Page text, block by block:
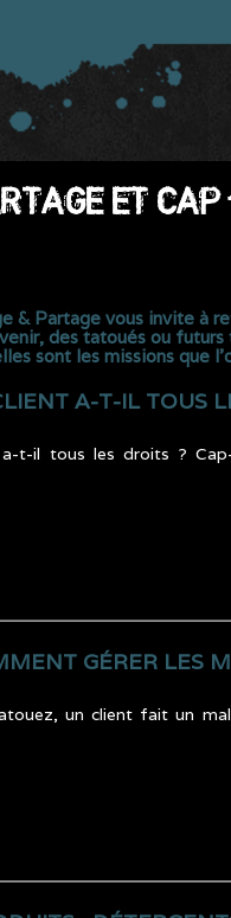
ET
& Partage vous invite à
des tatoués ou
sont les missions que
A-T-IL TOUS
t-il tous les droits ?
GÉRER LES
un client fait un